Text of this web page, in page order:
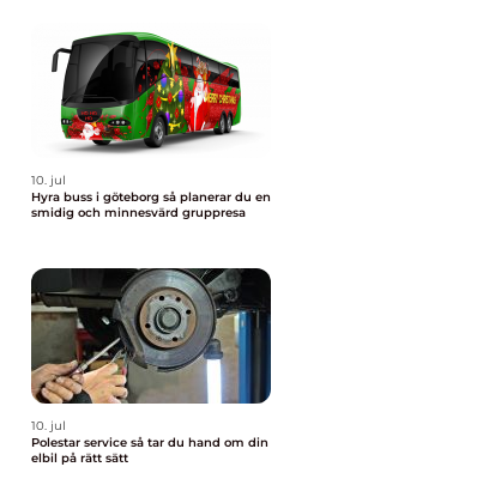
10. jul
Hyra buss i göteborg så planerar du en
smidig och minnesvärd gruppresa
10. jul
Polestar service så tar du hand om din
elbil på rätt sätt